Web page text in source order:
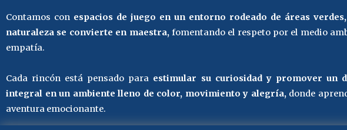
Contamos con espacios de juego en un entorno rodeado de áreas
naturaleza se convierte en maestra,fomentando el respeto por el medio
empatía.
Cada rincón está pensado para estimular su curiosidad y promover un
integral en un ambiente lleno de color, movimiento y alegría,donde
aventura emocionante.